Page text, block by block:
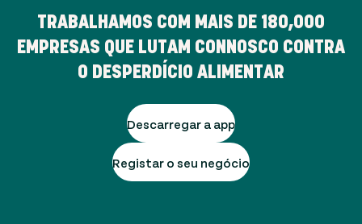
TRABALHAMOS COM MAIS DE 180,000
EMPRESAS QUE LUTAM CONNOSCO CONTRA
O DESPERDÍCIO ALIMENTAR
Descarregar a app
Registar o seu negócio